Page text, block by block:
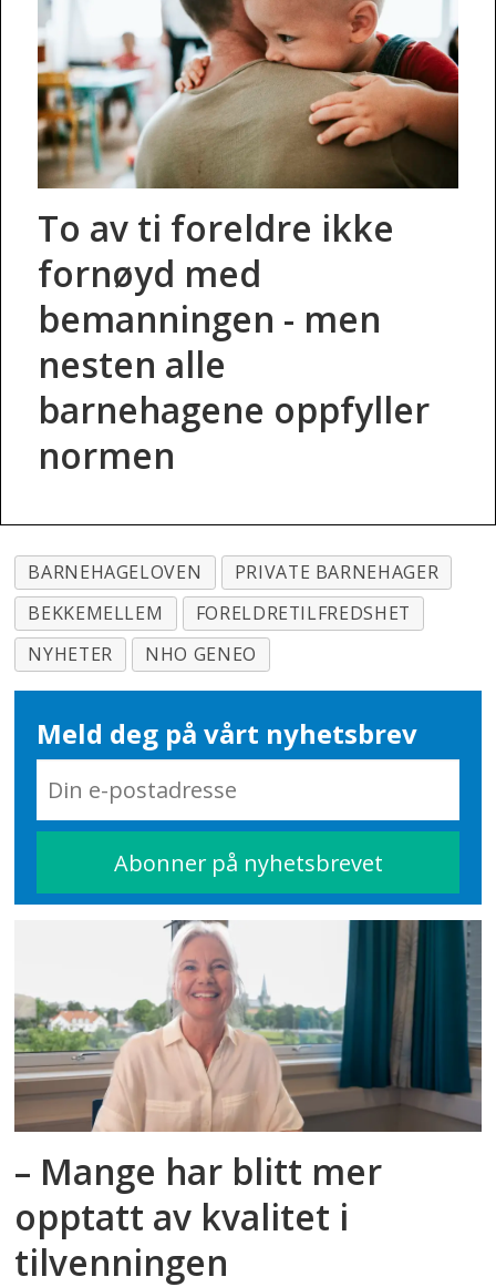
To av ti foreldre ikke
fornøyd med
bemanningen - men
nesten alle
barnehagene oppfyller
normen
BARNEHAGELOVEN
PRIVATE BARNEHAGER
BEKKEMELLEM
FORELDRETILFREDSHET
NYHETER
NHO GENEO
Meld deg på vårt nyhetsbrev
– Mange har blitt mer
opptatt av kvalitet i
tilvenningen